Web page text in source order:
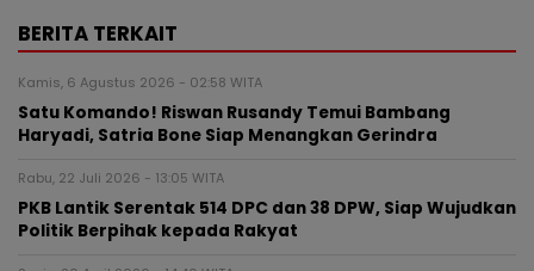
BERITA TERKAIT
Kamis, 6 Agustus 2026 - 02:58 WITA
Satu Komando! Riswan Rusandy Temui Bambang
Haryadi, Satria Bone Siap Menangkan Gerindra
Rabu, 22 Juli 2026 - 13:05 WITA
PKB Lantik Serentak 514 DPC dan 38 DPW, Siap Wujudkan
Politik Berpihak kepada Rakyat